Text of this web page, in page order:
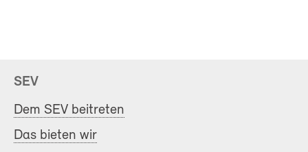
SEV
Dem SEV beitreten
Das bieten wir